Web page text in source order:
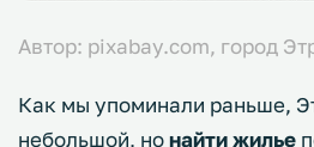
Автор: pixabay.com, город
Как мы упоминали раньше,
небольшой, нонайти жилье